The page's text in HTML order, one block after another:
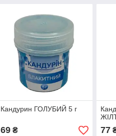
Кандурин ГОЛУБИЙ 5 г
69₴ 77